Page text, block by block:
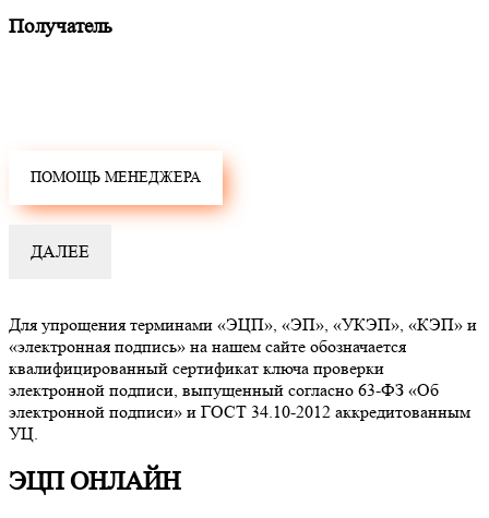
Получатель
Для упрощения терминами «ЭЦП», «ЭП», «УКЭП», «КЭП» и
«электронная подпись» на нашем сайте обозначается
квалифицированный сертификат ключа проверки
электронной подписи, выпущенный согласно 63-ФЗ «Об
электронной подписи» и ГОСТ 34.10-2012 аккредитованным
УЦ.
ЭЦП ОНЛАЙН